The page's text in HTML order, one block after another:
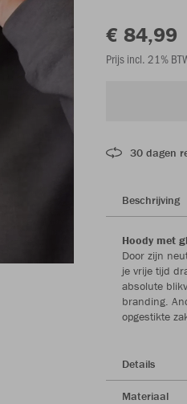
€ 84,99
Prijs incl. 21%
30 dagen
Beschrijving
Hoody met
Door zijn
je vrije tijd
absolute
branding.
opgestikte
Details
Materiaal